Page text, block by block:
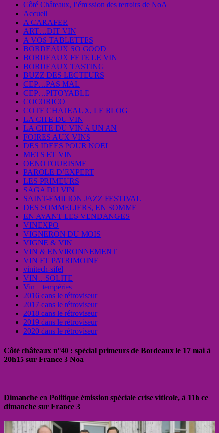
Côté Châteaux, l’émission des terroirs de NoA
Accueil
A CARAFER
ART…DIT VIN
A VOS TABLETTES
BORDEAUX SO GOOD
BORDEAUX FETE LE VIN
BORDEAUX TASTING
BUZZ DES LECTEURS
CEP…PAS MAL
CEP…PITOYABLE
COCORICO
COTE CHATEAUX, LE BLOG
LA CITE DU VIN
LA CITE DU VIN A UN AN
FOIRES AUX VINS
DES IDEES POUR NOEL
METS ET VIN
OENOTOURISME
PAROLE D’EXPERT
LES PRIMEURS
SAGA DU VIN
SAINT-EMILION JAZZ FESTIVAL
DES SOMMELIERS, EN SOMME
EN AVANT LES VENDANGES
VINEXPO
VIGNERON DU MOIS
VIGNE & VIN
VIN & ENVIRONNEMENT
VIN ET PATRIMOINE
vinitech-sifel
VIN…SOLITE
Vin…tempéries
2016 dans le rétroviseur
2017 dans le rétroviseur
2018 dans le rétroviseur
2019 dans le rétroviseur
2020 dans le rétroviseur
Côté châteaux n°40 : spécial primeurs de Bordeaux le 17 mai à
20h15 sur France 3 Noa
Dimanche en Politique émission spéciale crise viticole, à 11h ce
dimanche sur France 3